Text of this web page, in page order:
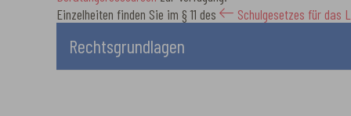
Einzelheiten finden Sie im § 11 des
Schulgesetzes für das
Rechtsgrundlagen